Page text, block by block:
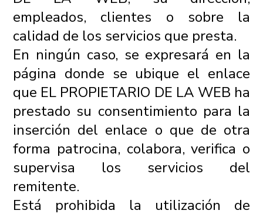
empleados, clientes o sobre la
calidad de los servicios que presta.
En ningún caso, se expresará en la
página donde se ubique el enlace
que EL PROPIETARIO DE LA WEB ha
prestado su consentimiento para la
inserción del enlace o que de otra
forma patrocina, colabora, verifica o
supervisa los servicios del
remitente.
Está prohibida la utilización de